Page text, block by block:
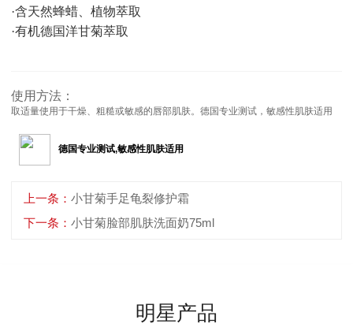
·含天然蜂蜡、植物萃取
·有机德国洋甘菊萃取
使用方法：
取适量使用于干燥、粗糙或敏感的唇部肌肤。德国专业测试，敏感性肌肤适用
德国专业测试,敏感性肌肤适用
上一条： 小甘菊手足龟裂修护霜
下一条： 小甘菊脸部肌肤洗面奶75ml
明星产品